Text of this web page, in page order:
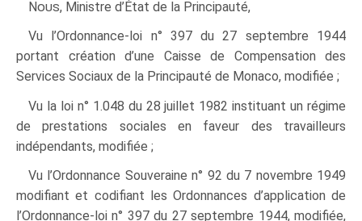
Nous, Ministre d’État de la Principauté,
Vu l’Ordonnance-loi n° 397 du 27 septembre 1944
portant création d’une Caisse de Compensation des
Services Sociaux de la Principauté de Monaco, modifiée ;
Vu la loi n° 1.048 du 28 juillet 1982 instituant un régime
de prestations sociales en faveur des travailleurs
indépendants, modifiée ;
Vu l’Ordonnance Souveraine n° 92 du 7 novembre 1949
modifiant et codifiant les Ordonnances d’application de
l’Ordonnance-loi n° 397 du 27 septembre 1944, modifiée,